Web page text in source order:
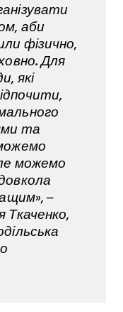
аби
фізично,
Для
які
та
можемо
–
Ткаченко,